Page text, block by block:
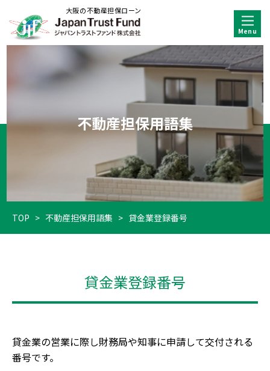
大阪の不動産担保ローン
不動産担保用語集
TOP > 不動産担保用語集 > 貸金業登録番号
貸金業登録番号
貸金業の営業に際し財務局や知事に申請して交付される
番号です。